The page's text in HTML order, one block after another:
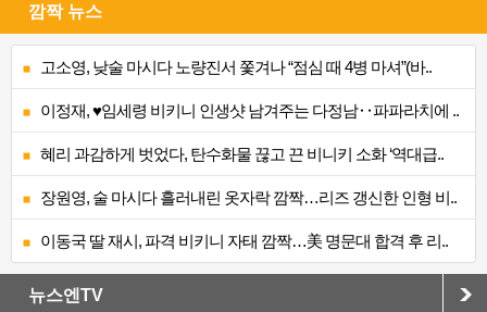
깜짝 뉴스
고소영, 낮술 마시다 노량진서 쫓겨나 “점심 때 4병 마셔”(바..
이정재, ♥임세령 비키니 인생샷 남겨주는 다정남‥파파라치에 ..
혜리 과감하게 벗었다, 탄수화물 끊고 끈 비니키 소화 ‘역대급..
장원영, 술 마시다 흘러내린 옷자락 깜짝…리즈 갱신한 인형 비..
이동국 딸 재시, 파격 비키니 자태 깜짝…美 명문대 합격 후 리..
뉴스엔TV